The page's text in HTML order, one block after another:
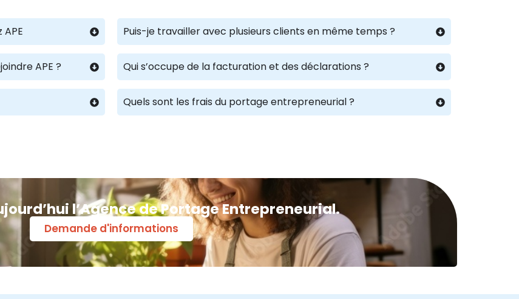
APE ?
Puis-je travailler avec plusieurs clients en même temps ?
Qui s’occupe de la facturation et des déclarations ?
Quels sont les frais du portage entrepreneurial ?
l’Agence de Portage Entrepreneurial.
Demande d'informations